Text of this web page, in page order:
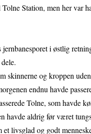
Station, men her var
jernbanesporet i østlig
skinnerne og kroppen
endnu havde
Tolne, som havde
havde aldrig før været
et livsglad og godt